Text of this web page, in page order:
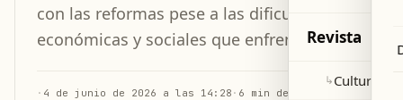
con las reformas pese a las dificultades
económicas y sociales que enfrenta.
· 4 de junio de 2026 a las 14:28 · 6 min de lectura
Revista
↳Cultura y